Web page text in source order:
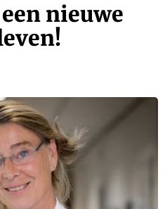
nieuwe